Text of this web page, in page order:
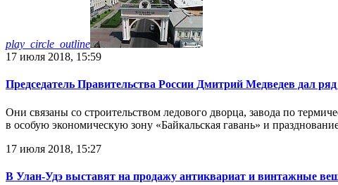
play_circle_outline
17 июля 2018, 15:59
Председатель Правительства России Дмитрий Медведев дал
Они связаны со строительством ледового дворца, завода по
в особую экономическую зону «Байкальская гавань» и
17 июля 2018, 15:27
В Улан-Удэ выставят на продажу антиквариат и винтажные